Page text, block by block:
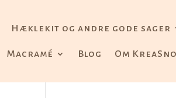
Hæklekit og andre gode sager
Macramé Blog Om